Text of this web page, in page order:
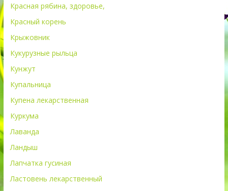
Красная рябина, здоровье,
Красный корень
Крыжовник
Кукурузные рыльца
Кунжут
Купальница
Купена лекарственная
Куркума
Лаванда
Ландыш
Лапчатка гусиная
Ластовень лекарственный